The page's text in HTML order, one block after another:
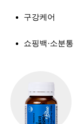
구강케어
쇼핑백·소분통